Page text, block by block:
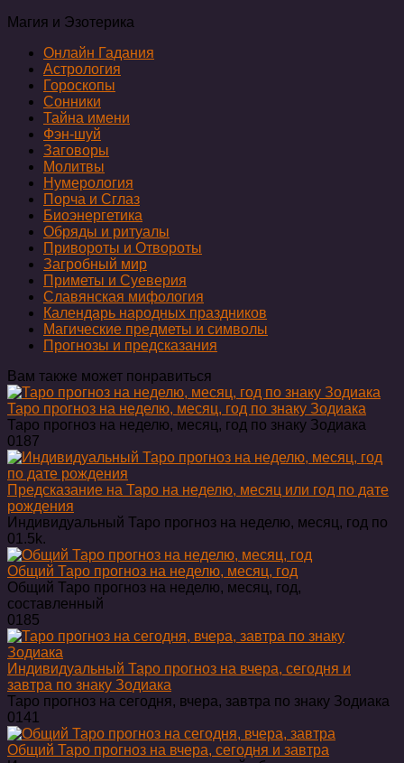
Магия и Эзотерика
Онлайн Гадания
Астрология
Гороскопы
Сонники
Тайна имени
Фэн-шуй
Заговоры
Молитвы
Нумерология
Порча и Сглаз
Биоэнергетика
Обряды и ритуалы
Привороты и Отвороты
Загробный мир
Приметы и Суеверия
Славянская мифология
Календарь народных праздников
Магические предметы и символы
Прогнозы и предсказания
Вам также может понравиться
Таро прогноз на неделю, месяц, год по знаку Зодиака
Таро прогноз на неделю, месяц, год по знаку Зодиака
0187
Предсказание на Таро на неделю, месяц или год по дате
рождения
Индивидуальный Таро прогноз на неделю, месяц, год по
01.5k.
Общий Таро прогноз на неделю, месяц, год
Общий Таро прогноз на неделю, месяц, год,
составленный
0185
Индивидуальный Таро прогноз на вчера, сегодня и
завтра по знаку Зодиака
Таро прогноз на сегодня, вчера, завтра по знаку Зодиака
0141
Общий Таро прогноз на вчера, сегодня и завтра